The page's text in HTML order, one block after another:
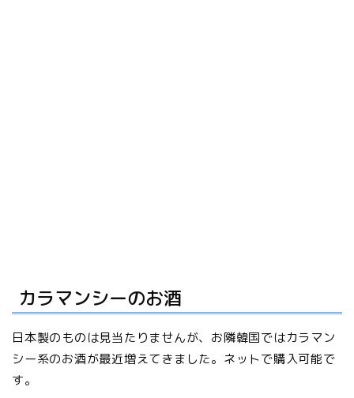
カラマンシーのお酒
日本製のものは見当たりませんが、お隣韓国ではカラマン
シー系のお酒が最近増えてきました。ネットで購入可能で
す。